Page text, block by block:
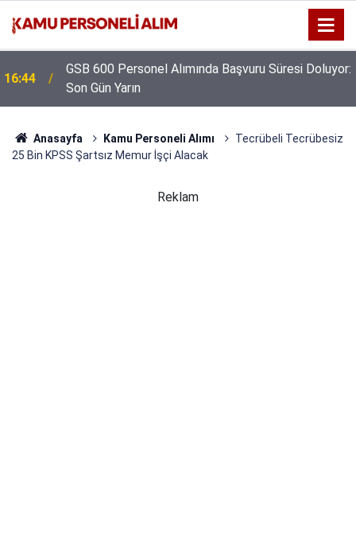
16:44
GSB 600 Personel Alımında Başvuru Süresi Doluyor:
Son Gün Yarın
16:38
Kıyı Emniyeti Genel Müdürlüğü 26 İşçi Alımı
Yapacak
Anasayfa Kamu Personeli Alımı
Tecrübeli Tecrübesiz
25 Bin KPSS Şartsız Memur İşçi Alacak
Reklam